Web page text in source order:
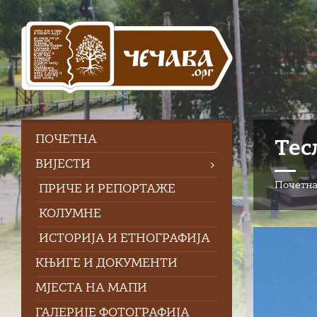
Skip
content
Skip
left
sidebar
Skip
footer
Почетна
ПOЧЕТНА
ВИЈЕСТИ
ПРИЧЕ И РЕПОРТАЖЕ
КОЛУМНЕ
ИСТОРИЈА И ЕТНОГРАФИЈА
КЊИГЕ И ДОКУМЕНТИ
МЈЕСТА НА МАПИ
ГАЛЕРИЈЕ ФОТОГРАФИЈА